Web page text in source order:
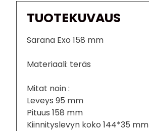
TUOTEKUVAUS
Sarana Exo 158 mm
Materiaali: teräs
Mitat noin :
Leveys 95 mm
Pituus 158 mm
Kiinnityslevyn koko 144*35 mm